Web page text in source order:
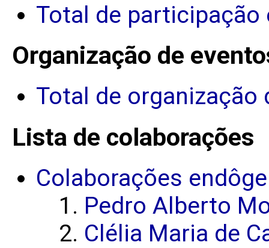
Total de participação
Organização de
Total de organização
Lista de colaborações
Colaborações
Pedro Alberto
Clélia Maria de